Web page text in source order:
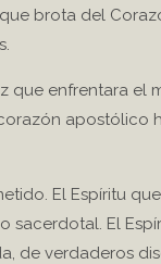
brota del
que enfrentara el
apostólico
El Espíritu
El
de verdaderos